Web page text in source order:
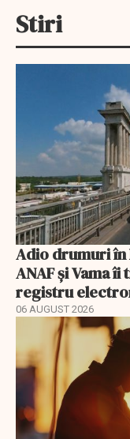
Stiri
Adio drumuri
ANAF și Vama
registru
06 AUGUST 2026